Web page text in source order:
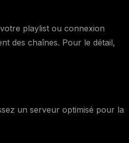
playlist ou connexion
des chaînes. Pour le détail,
un serveur optimisé pour la